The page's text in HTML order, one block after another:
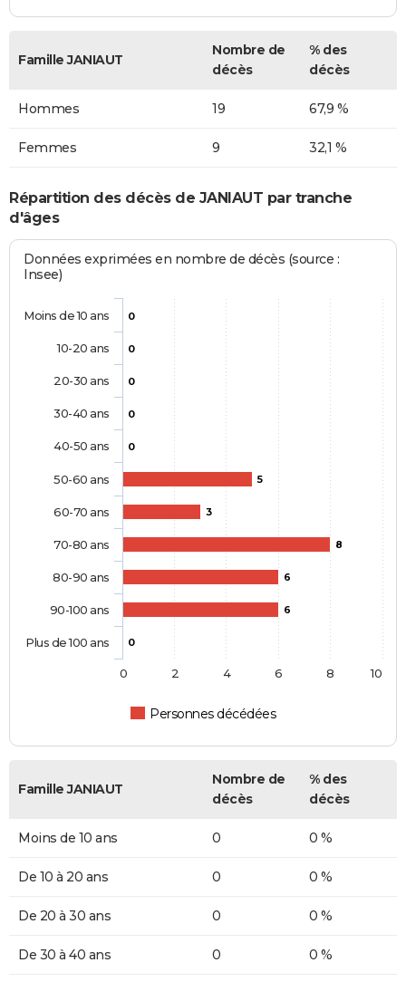
Famille JANIAUT
Nombre de
décès
% des
décès
Hommes 19 67,9 %
Femmes 9 32,1 %
Répartition des décès de JANIAUT par tranche
d'âges
Données exprimées en nombre de décès (source :
Insee)
0
0
0
0
0
5
3
8
6
6
0
Personnes décédées
Moins de 10 ans
10-20 ans
20-30 ans
30-40 ans
40-50 ans
50-60 ans
60-70 ans
70-80 ans
80-90 ans
90-100 ans
Plus de 100 ans
0 2 4 6 8 10
Famille JANIAUT
Nombre de
décès
% des
décès
Moins de 10 ans 0 0 %
De 10 à 20 ans 0 0 %
De 20 à 30 ans 0 0 %
De 30 à 40 ans 0 0 %